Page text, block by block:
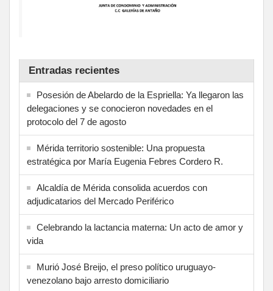
Entradas recientes
Posesión de Abelardo de la Espriella: Ya llegaron las
delegaciones y se conocieron novedades en el
protocolo del 7 de agosto
Mérida territorio sostenible: Una propuesta
estratégica por María Eugenia Febres Cordero R.
Alcaldía de Mérida consolida acuerdos con
adjudicatarios del Mercado Periférico
Celebrando la lactancia materna: Un acto de amor y
vida
Murió José Breijo, el preso político uruguayo-
venezolano bajo arresto domiciliario